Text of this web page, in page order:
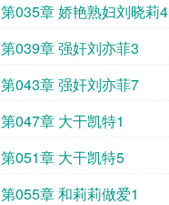
第035章 娇艳熟妇刘晓莉4
第039章 强奸刘亦菲3
第043章 强奸刘亦菲7
第047章 大干凯特1
第051章 大干凯特5
第055章 和莉莉做爱1